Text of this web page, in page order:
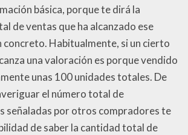
básica, porque te dirá la
de ventas que ha alcanzado ese
concreto. Habitualmente, si un cierto
una valoración es porque vendido
unas 100 unidades totales. De
el número total de
señaladas por otros compradores te
de saber la cantidad total de